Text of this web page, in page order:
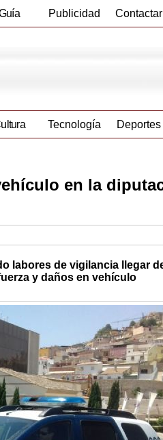
Publicidad Contactar
Tecnología Deportes
en la
labores de vigilancia llegar
y daños en vehículo